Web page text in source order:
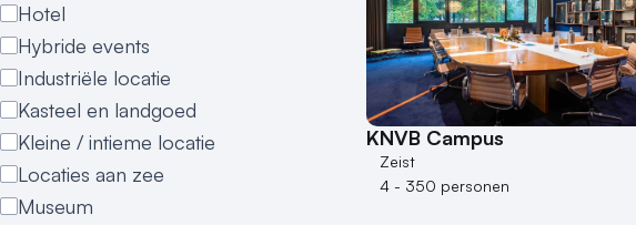
Hotel
Hybride events
Industriële locatie
Kasteel en landgoed
Kleine / intieme locatie
Locaties aan zee
Museum
KNVB Campus
Zeist
4 - 350 personen